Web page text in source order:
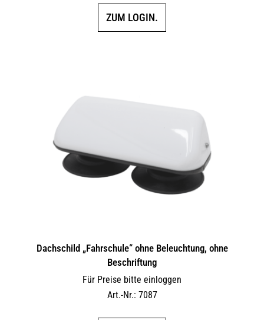
ZUM LOGIN.
Dachschild „Fahrschule“ ohne Beleuchtung, ohne
Beschriftung
Für Preise bitte einloggen
Art.-Nr.: 7087